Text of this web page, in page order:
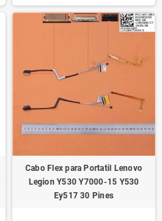
Cabo Flex para Portatil Lenovo
Legion Y530 Y7000-15 Y530
Ey517 30 Pines